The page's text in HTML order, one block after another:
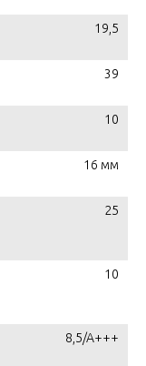
19,5
39
10
16 мм
25
10
8,5/A+++